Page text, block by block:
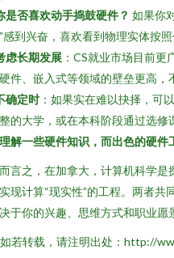
是否喜欢动手捣鼓硬件？ 如果你
感到兴奋，喜欢看到物理实体按照
虑长期发展 ：CS就业市场目前
件、嵌入式等领域的壁垒更高，
确定时 ：如果实在难以抉择，可
的大学，或在本科阶段通过选修
解一些硬件知识，而出色的硬件
言之，在加拿大，计算机科学是
现计算“现实性”的工程。两者
于你的兴趣、思维方式和职业愿
如若转载，请注明出处：http://